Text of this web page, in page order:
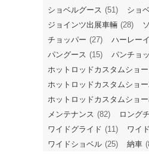
ショベルグース (51) ショ
ジョインツ出展車輛 (28)
チョッパー (27) ハーレー
パングース (15) パンチョ
ホットロッドカスタムショー
ホットロッドカスタムショ
ホットロッドカスタムショ
メンテナンス (82) ロング
ワイドグライド (11) ワイ
ワイドショベル (25) 納車